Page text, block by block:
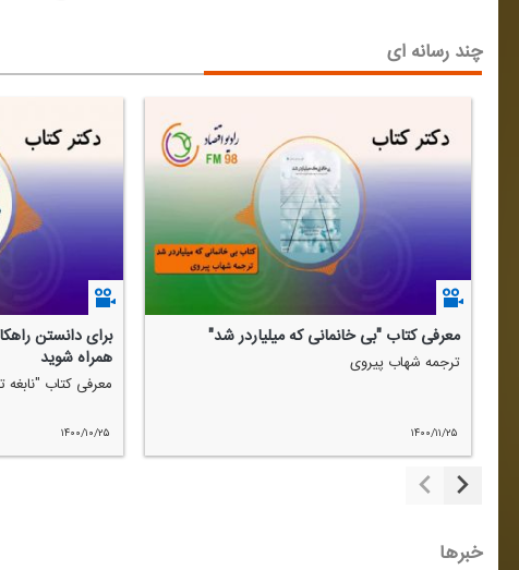
چند رسانه ای
معرفی كتاب "بی خانمانی كه میلیاردر شد"
ترجمه شهاب پیروی
۱۴۰۰/۱۱/۲۵
برای دانستن
همراه شوید
معرفی كتاب "نابغه
۱۴۰۰/۱۰/۲۵
خبرها